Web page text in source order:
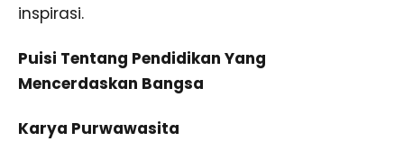
inspirasi.
Puisi Tentang Pendidikan Yang
Mencerdaskan Bangsa
Karya Purwawasita